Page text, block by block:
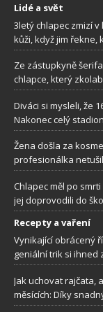
Lidé a svět
3letý chlapec zmizí
kůži, když jim řekne,
Ze zástupkyně
chlapce, který
Diváci si mysleli, že
Nakonec celý
Žena došla za
profesionálka
Chlapec měl po
jej doprovodili do
Recepty a vaření
Vynikající obrácený
geniální trik si ihned
Jak uchovat rajčata,
měsících: Díky